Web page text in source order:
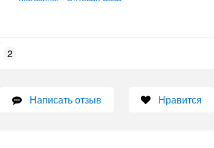
2
Написать отзыв Нравится